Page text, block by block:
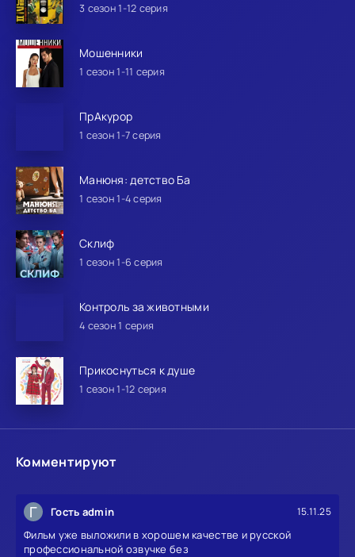
3 сезон 1-12 серия
Мошенники
1 сезон 1-11 серия
ПрАкурор
1 сезон 1-7 серия
Манюня: детство Ба
1 сезон 1-4 серия
Склиф
1 сезон 1-6 серия
Контроль за животными
4 сезон 1 серия
Прикоснуться к душе
1 сезон 1-12 серия
Комментируют
Г Гость admin 15.11.25
Фильм уже выложили в хорошем качестве и русской
профессиональной озвучке без